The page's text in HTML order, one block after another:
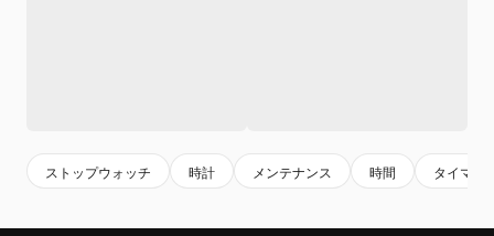
ストップウォッチ 時計 メンテナンス 時間 タイマー